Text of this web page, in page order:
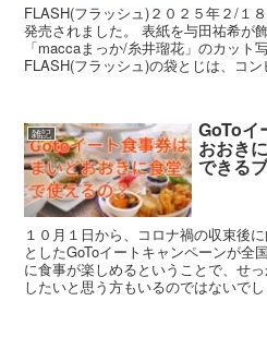
FLASH(フラッシュ)２０２５年２/１
発売されました。 表紙を与田祐希が
「maccaまっか/糸井瑠花」のカット
FLASH(フラッシュ)の袋とじは、コン
雑記 GoToイ
おおき
できる
１０月１日から、コロナ禍の収束後
としたGoToイートキャンペーンが全
に食事が楽しめるということで、せ
したいと思う方もいるのではないで